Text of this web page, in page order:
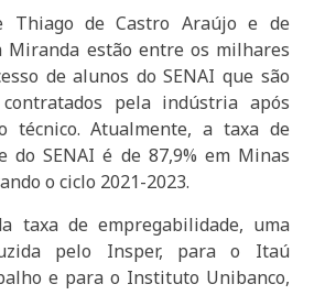
Thiago de Castro Araújo e de
Miranda estão entre os milhares
de alunos do SENAI que são
pela indústria após
técnico. Atualmente, a taxa de
do SENAI é de 87,9% em Minas
o ciclo 2021-2023.
taxa de empregabilidade, uma
pelo Insper, para o Itaú
e para o Instituto Unibanco,